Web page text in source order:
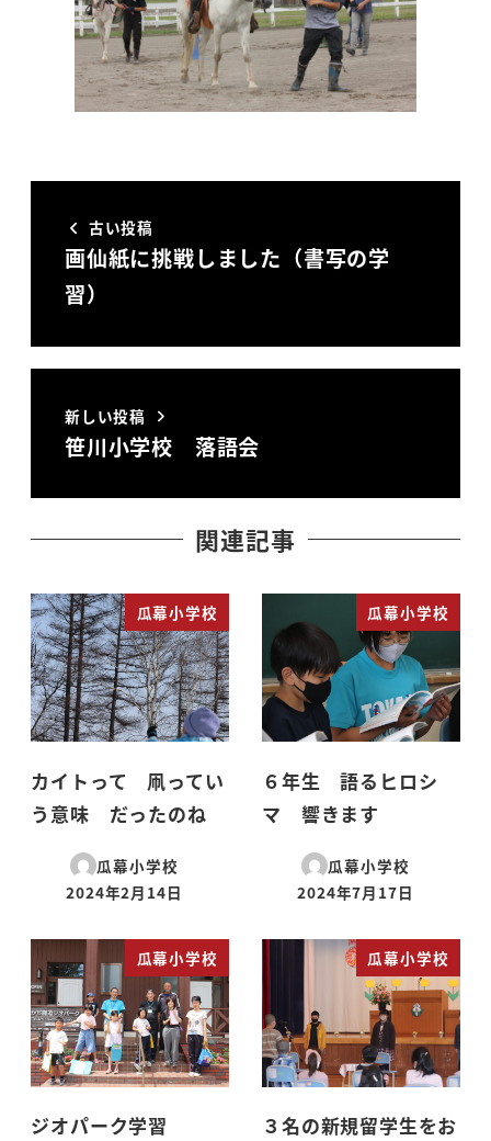
古い投稿
画仙紙に挑戦しました（書写の学
習）
新しい投稿
笹川小学校 落語会
関連記事
瓜幕小学校
カイトって 凧ってい
う意味 だったのね
瓜幕小学校
投稿日
2024年2月14日
瓜幕小学校
６年生 語るヒロシ
マ 響きます
瓜幕小学校
投稿日
2024年7月17日
瓜幕小学校
ジオパーク学習
瓜幕小学校
３名の新規留学生をお